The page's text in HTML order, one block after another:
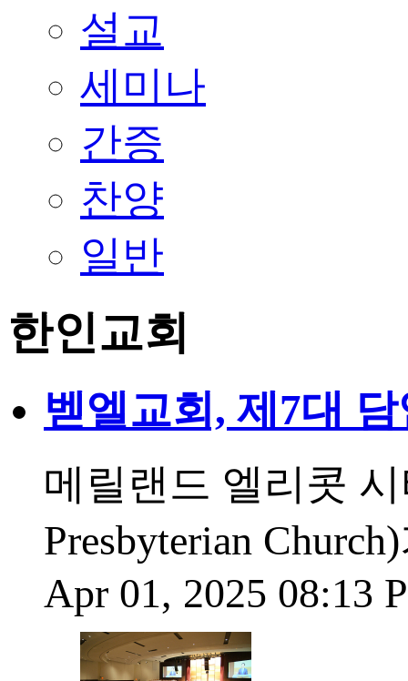
설교
세미나
간증
찬양
일반
한인교회
벧엘교회, 제7대
메릴랜드 엘리콧
Presbyterian
Apr 01, 2025 08:13